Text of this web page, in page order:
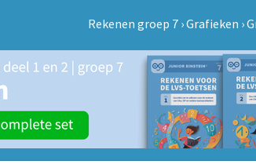
Rekenen groep 7 ›Grafieken ›